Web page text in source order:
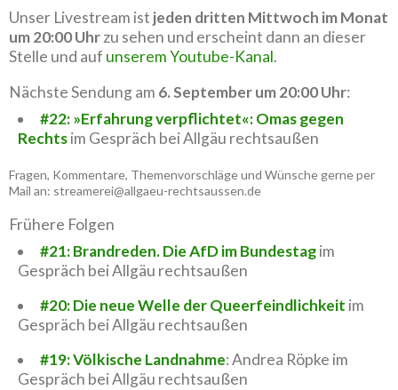
Unser Livestream ist jeden dritten Mittwoch im Monat
um 20:00 Uhrzu sehen und erscheint dann an dieser
Stelle und auf unserem Youtube-Kanal.
Nächste Sendung am 6. September um 20:00 Uhr:
#22: »Erfahrung verpflichtet«: Omas gegen
Rechtsim Gespräch bei Allgäu rechtsaußen
Fragen, Kommentare, Themenvorschläge und Wünsche gerne per
Mail an: streamerei@allgaeu-rechtsaussen.de
Frühere Folgen
#21: Brandreden. Die AfD im Bundestagim
Gespräch bei Allgäu rechtsaußen
#20: Die neue Welle der Queerfeindlichkeit im
Gespräch bei Allgäu rechtsaußen
#19: Völkische Landnahme: Andrea Röpke im
Gespräch bei Allgäu rechtsaußen